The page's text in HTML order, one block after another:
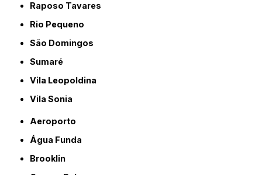
Raposo Tavares
Rio Pequeno
São Domingos
Sumaré
Vila Leopoldina
Vila Sonia
Aeroporto
Água Funda
Brooklin